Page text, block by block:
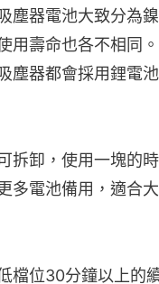
塵器電池大致分為
用壽命也各不相同
塵器都會採用鋰電
拆卸，使用一塊的
多電池備用，適合
檔位30分鐘以上的